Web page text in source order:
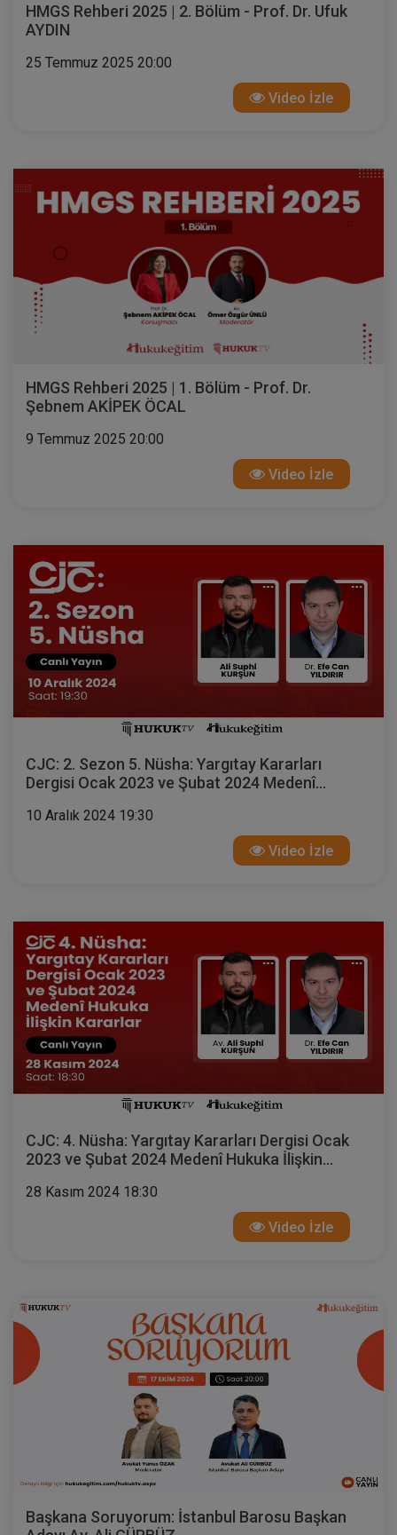
HMGS Rehberi 2025 | 2. Bölüm - Prof. Dr. Ufuk
AYDIN
25 Temmuz 2025 20:00
Video İzle
HMGS Rehberi 2025 | 1. Bölüm - Prof. Dr.
Şebnem AKİPEK ÖCAL
9 Temmuz 2025 20:00
Video İzle
CJC: 2. Sezon 5. Nüsha: Yargıtay Kararları
Dergisi Ocak 2023 ve Şubat 2024 Medenî
10 Aralık 2024 19:30
Video İzle
CJC: 4. Nüsha: Yargıtay Kararları Dergisi Ocak
2023 ve Şubat 2024 Medenî Hukuka İlişkin
28 Kasım 2024 18:30
Video İzle
Başkana Soruyorum: İstanbul Barosu Başkan